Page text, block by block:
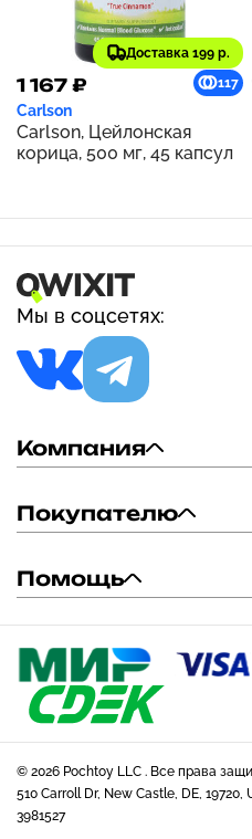
Доставка 199 р.
1 167 ₽ 117
Carlson
Carlson, Цейлонская
корица, 500 мг, 45 капсул
Мы в соцсетях:
Компания
Покупателю
Помощь
© 2026 Pochtoy LLC . Все права
510 Carroll Dr, New Castle, DE,
3981527